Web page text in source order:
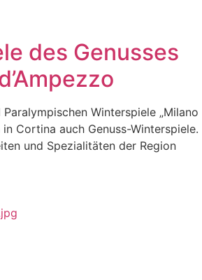
des Genusses
Winterspiele „Milano
Cortina auch Genuss-Winterspiele.
und Spezialitäten der Region